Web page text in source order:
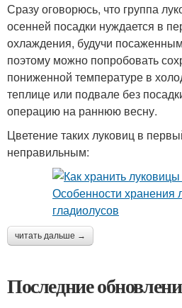
Сразу оговорюсь, что группа
осенней посадки нуждается в
охлаждения, будучи
поэтому можно попробовать
пониженной температуре в
теплице или подвале без
операцию на раннюю весну.
Цветение таких луковиц в
неправильным:
читать дальше →
Последние